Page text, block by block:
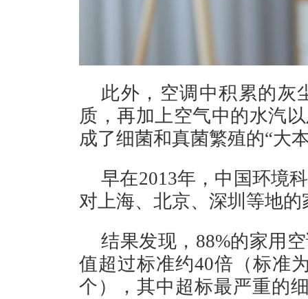
此外，空调中积累的灰
质，再加上空气中的水汽
成了细菌和真菌繁殖的“大
早在2013年，中国环境
对上海、北京、深圳等地
结果发现，88%的家用
值超过标准约40倍（标准
个），其中超标最严重的